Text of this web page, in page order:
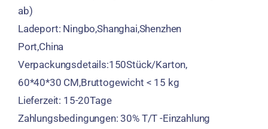
ab)
Ladeport: Ningbo,Shanghai,Shenzhen
Port,China
Verpackungsdetails:150Stück/Karton,
60*40*30 CM,Bruttogewicht < 15 kg
Lieferzeit: 15-20Tage
Zahlungsbedingungen: 30% T/T -Einzahlung